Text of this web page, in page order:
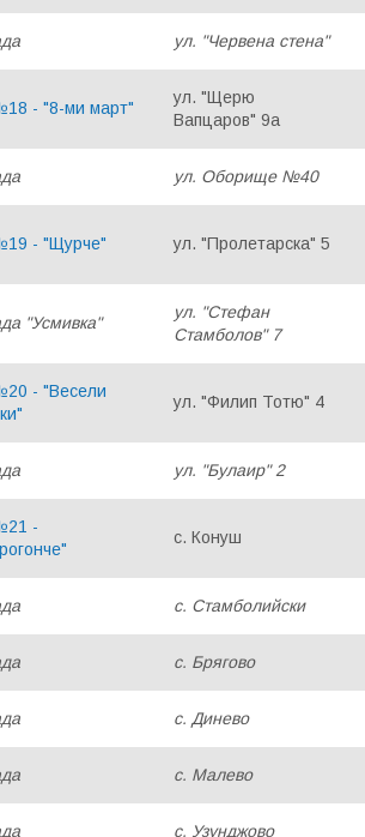
ул. "Червена стена"
- "8-ми март"
ул. "Щерю
Вапцаров" 9а
ул. Оборище №40
- "Щурче" ул. "Пролетарска" 5
"Усмивка"
ул. "Стефан
Стамболов" 7
- "Весели
ул. "Филип Тотю" 4
ул. "Булаир" 2
-
с. Конуш
с. Стамболийски
с. Брягово
с. Динево
с. Малево
с. Узунджово